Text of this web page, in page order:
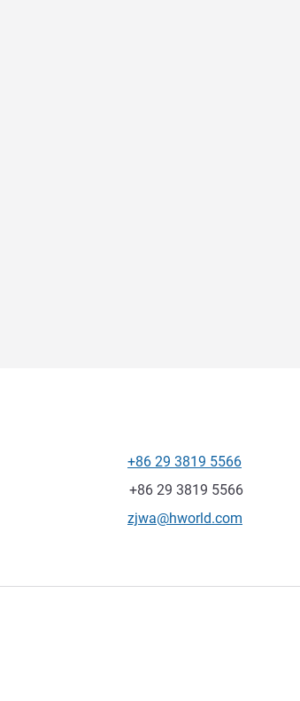
전화
+86 29 3819 5566
팩스
+86 29 3819 5566
E-mail
zjwa@hworld.com